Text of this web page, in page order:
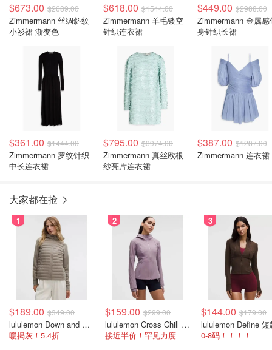
$673.00 $2689.00
Zimmermann 丝绸斜纹
小衫裙 渐变色
$618.00 $1544.00
Zimmermann 羊毛镂空
针织连衣裙
$449.00 $2988.00
Zimmermann 金属感
身针织长裙
$361.00 $1444.00
Zimmermann 罗纹针织
中长连衣裙
$795.00 $3974.00
Zimmermann 真丝欧根
纱亮片连衣裙
$387.00 $1287.00
Zimmermann 连衣裙
大家都在抢
1
$189.00 $349.00
lululemon Down and Around 羽绒夹克
暖揭灰！5.4折
2
$159.00 $299.00
lululemon Cross Chill 女士运动外套
接近半价！罕见力度
3
$144.00 $179.00
0-8码！！！！